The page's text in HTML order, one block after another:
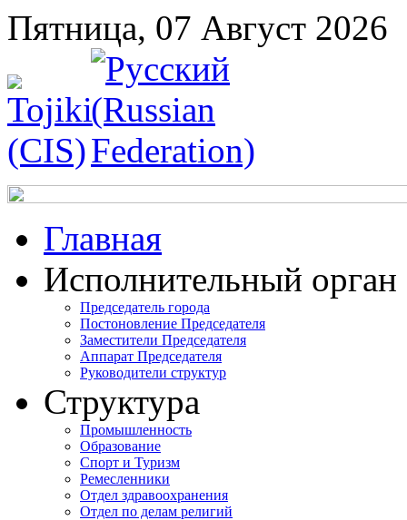
Пятница, 07 Август 2026
Главная
Исполнительный орган
Председатель города
Постоновление Председателя
Заместители Председателя
Аппарат Председателя
Руководители структур
Структура
Промышленность
Образование
Спорт и Туризм
Ремесленники
Отдел здравоохранения
Отдел по делам религий